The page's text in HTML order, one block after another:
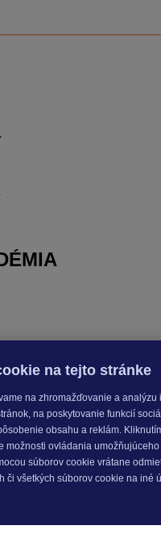
OdoberajteNOVINKY
O nás
Prihlásiť sa
na tejto stránke
na zhromažďovanie a analýzu
na poskytovanie funkcií
obsahu a reklám.
možnosti ovládania
súborov cookie vrátane
či všetkých súborov cookie na iné